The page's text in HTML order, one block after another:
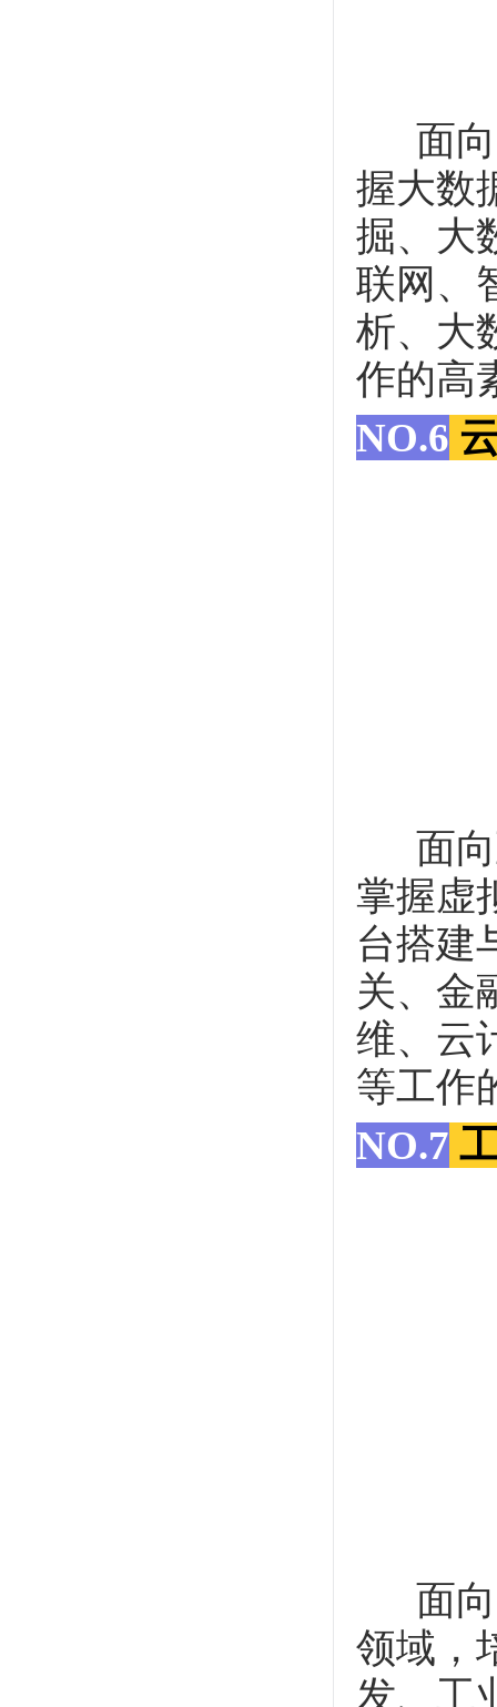
面向
握大数
掘、大
联网、
析、大
作的高
NO.6
面向
掌握虚
台搭建
关、金
维、云
等工作
NO.7
面向
领域，
发、工